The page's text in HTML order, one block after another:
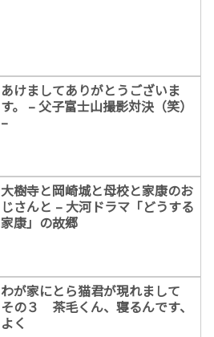
あけましてありがとうございま
す。 – 父子富士山撮影対決（笑）
–
大樹寺と岡崎城と母校と家康のお
じさんと – 大河ドラマ「どうする
家康」の故郷
わが家にとら猫君が現れまして
その３ 茶毛くん、寝るんです、
よく